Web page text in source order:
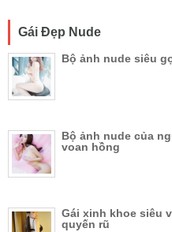
Gái Đẹp Nude
Bộ ảnh nude siêu
Bộ ảnh nude của
voan hồng
Gái xinh khoe siêu
quyến rũ